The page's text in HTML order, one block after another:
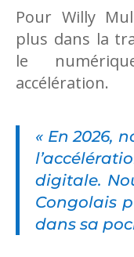
Pour Willy
plus dans la
le
accélération.
« En 2026,
digitale.
Congolais
dans sa